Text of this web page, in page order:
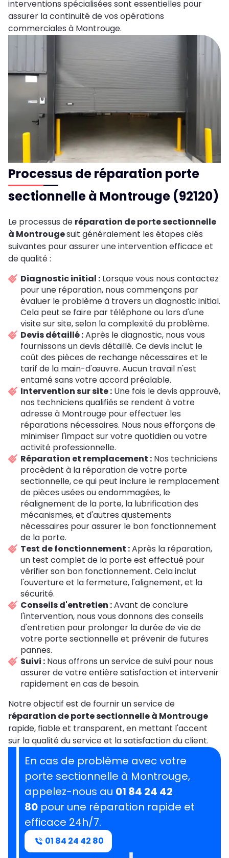
interventions spécialisées sont essentielles pour
assurer la continuité de vos opérations
commerciales à Montrouge.
Processus de réparation porte
sectionnelle à Montrouge (92120)
Le processus de réparation de porte sectionnelle
à Montrougesuit généralement les étapes clés
suivantes pour assurer une intervention efficace et
de qualité :
Diagnostic initial : Lorsque vous nous contactez
pour une réparation, nous commençons par
évaluer le problème à travers un diagnostic initial.
Cela peut se faire par téléphone ou lors d'une
visite sur site, selon la complexité du problème.
Devis détaillé :Après le diagnostic, nous vous
fournissons un devis détaillé. Ce devis inclut le
coût des pièces de rechange nécessaires et le
tarif de la main-d'œuvre. Aucun travail n'est
entamé sans votre accord préalable.
Intervention sur site : Une fois le devis approuvé,
nos techniciens qualifiés se rendent à votre
adresse à Montrouge pour effectuer les
réparations nécessaires. Nous nous efforçons de
minimiser l'impact sur votre quotidien ou votre
activité professionnelle.
Réparation et remplacement : Nos techniciens
procèdent à la réparation de votre porte
sectionnelle, ce qui peut inclure le remplacement
de pièces usées ou endommagées, le
réalignement de la porte, la lubrification des
mécanismes, et d'autres ajustements
nécessaires pour assurer le bon fonctionnement
de la porte.
Test de fonctionnement :Après la réparation,
un test complet de la porte est effectué pour
vérifier son bon fonctionnement. Cela inclut
l'ouverture et la fermeture, l'alignement, et la
sécurité.
Conseils d'entretien :Avant de conclure
l'intervention, nous vous donnons des conseils
d'entretien pour prolonger la durée de vie de
votre porte sectionnelle et prévenir de futures
pannes.
Suivi : Nous offrons un service de suivi pour nous
assurer de votre entière satisfaction et intervenir
rapidement en cas de besoin.
Notre objectif est de fournir un service de
réparation de porte sectionnelle à Montrouge
rapide, fiable et transparent, en mettant l'accent
sur la qualité du service et la satisfaction du client.
En cas de problème avec votre
porte sectionnelle à Montrouge,
appelez-nous au 01 84 24 42
80 pour une réparation rapide et
efficace 24h/7.
01 84 24 42 80